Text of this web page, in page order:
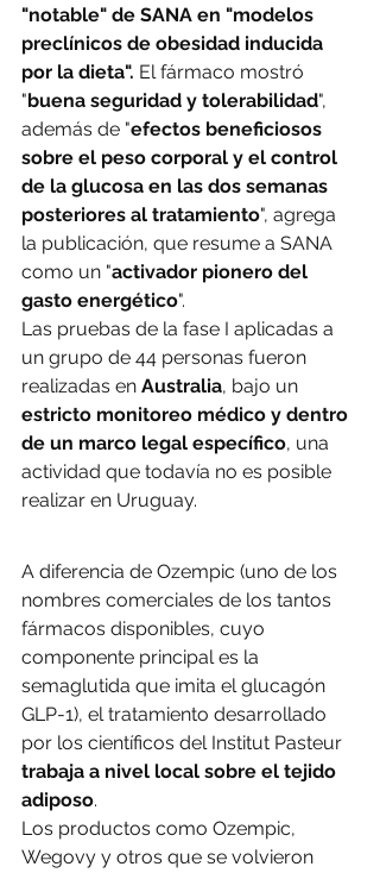
"notable" de SANA en "modelos
preclínicos de obesidad inducida
por la dieta". El fármaco mostró
"buena seguridad y tolerabilidad",
además de "efectos beneficiosos
sobre el peso corporal y el control
de la glucosa en las dos semanas
posteriores al tratamiento", agrega
la publicación, que resume a SANA
como un "activador pionero del
gasto energético".
Las pruebas de la fase I aplicadas a
un grupo de 44 personas fueron
realizadas en Australia, bajo un
estricto monitoreo médico y dentro
de un marco legal específico, una
actividad que todavía no es posible
realizar en Uruguay.
A diferencia de Ozempic (uno de los
nombres comerciales de los tantos
fármacos disponibles, cuyo
componente principal es la
semaglutida que imita el glucagón
GLP-1), el tratamiento desarrollado
por los científicos del Institut Pasteur
trabaja a nivel local sobre el tejido
adiposo.
Los productos como Ozempic,
Wegovy y otros que se volvieron